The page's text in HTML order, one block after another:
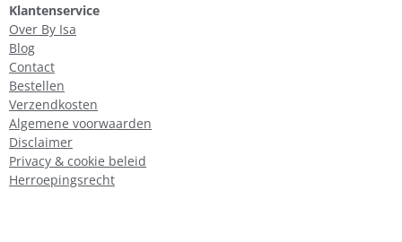
Klantenservice
Over By Isa
Blog
Contact
Bestellen
Verzendkosten
Algemene voorwaarden
Disclaimer
Privacy & cookie beleid
Herroepingsrecht